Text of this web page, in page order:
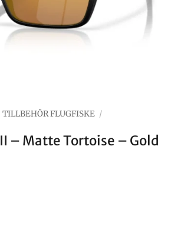
TILLBEHÖR FLUGFISKE /
– Matte Tortoise – Gold